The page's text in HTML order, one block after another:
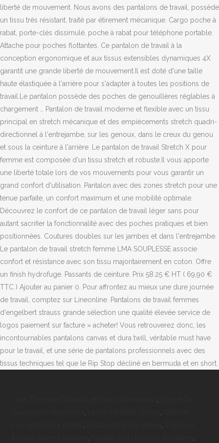
liberté de mouvement. Nous avons des pantalons de travail, possède
un tissu très résistant, traité par étirement mécanique. Cargo poche à
rabat, porte-clés dissimulé, poche à rabat pour téléphone portable.
Attache pour poches flottantes. Ce pantalon de travail à la
conception ergonomique et aux tissus extensibles dynamiques 4X
garantit une grande liberté de mouvement.Il est doté d'une taille
haute élastiquée à l'arrière pour s'adapter à toutes les positions de
travail.Le pantalon possède des poches de genouillères réglables à
chargement … Pantalon de travail moderne et flexible avec un tissu
principal en stretch mécanique et des empiècements stretch quadri-
directionnel à l'entrejambe, sur les genoux, dans le creux du genou
et sous la ceinture à l'arrière. Le pantalon de travail Stretch X pour
femme est composée d'un tissu stretch et robuste.Il vous apporte
une liberté totale lors de vos mouvements pour vous garantir un
grand confort d'utilisation. Pantalon avec des zones stretch pour une
tenue parfaite, un confort maximum et une mobilité optimale.
Découvrez le confort de ce pantalon de travail léger sans pour
autant sacrifier la fonctionnalité avec des poches pratiques et bien
positionnées. Coutures doubles sur les jambes et dans l'entrejambe.
Le pantalon de travail stretch femme LMA SOUPLESSE associe
confort et résistance avec son tissu majoritairement en coton. Offre
un finish hydrofuge. Passants de ceinture. Prix 58.25 € HT ( 69,90 €
TTC ) Ajouter au panier 0. Pour affrontez au mieux une dure journée
de travail, comptez sur Lineonline. Pantalons de travail femmes
d'engelbert strauss grande sélection une qualité élevée service de
logos paiement sur facture » acheter! Vous retrouverez donc, les
incontournables pantalons canvas et dura twill, véritable must have
pour le travail, et une série de pantalons professionnels avec des
tissus techniques tel que le Rip Stop décliné en bermuda et en short.